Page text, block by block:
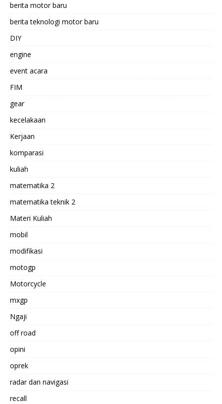
berita motor baru
berita teknologi motor baru
DIY
engine
event acara
FIM
gear
kecelakaan
Kerjaan
komparasi
kuliah
matematika 2
matematika teknik 2
Materi Kuliah
mobil
modifikasi
motogp
Motorcycle
mxgp
Ngaji
off road
opini
oprek
radar dan navigasi
recall